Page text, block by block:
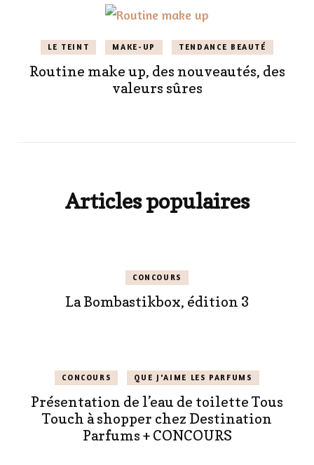
LE TEINT MAKE-UP TENDANCE BEAUTÉ
Routine make up, des nouveautés, des
valeurs sûres
Articles populaires
CONCOURS
La Bombastikbox, édition 3
CONCOURS QUE J'AIME LES PARFUMS
Présentation de l’eau de toilette Tous
Touch à shopper chez Destination
Parfums + CONCOURS